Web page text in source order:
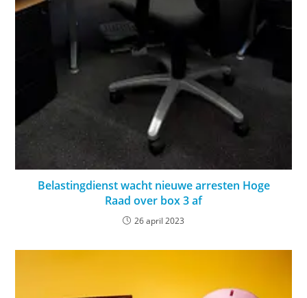
Belastingdienst wacht nieuwe arresten Hoge
Raad over box 3 af
26 april 2023